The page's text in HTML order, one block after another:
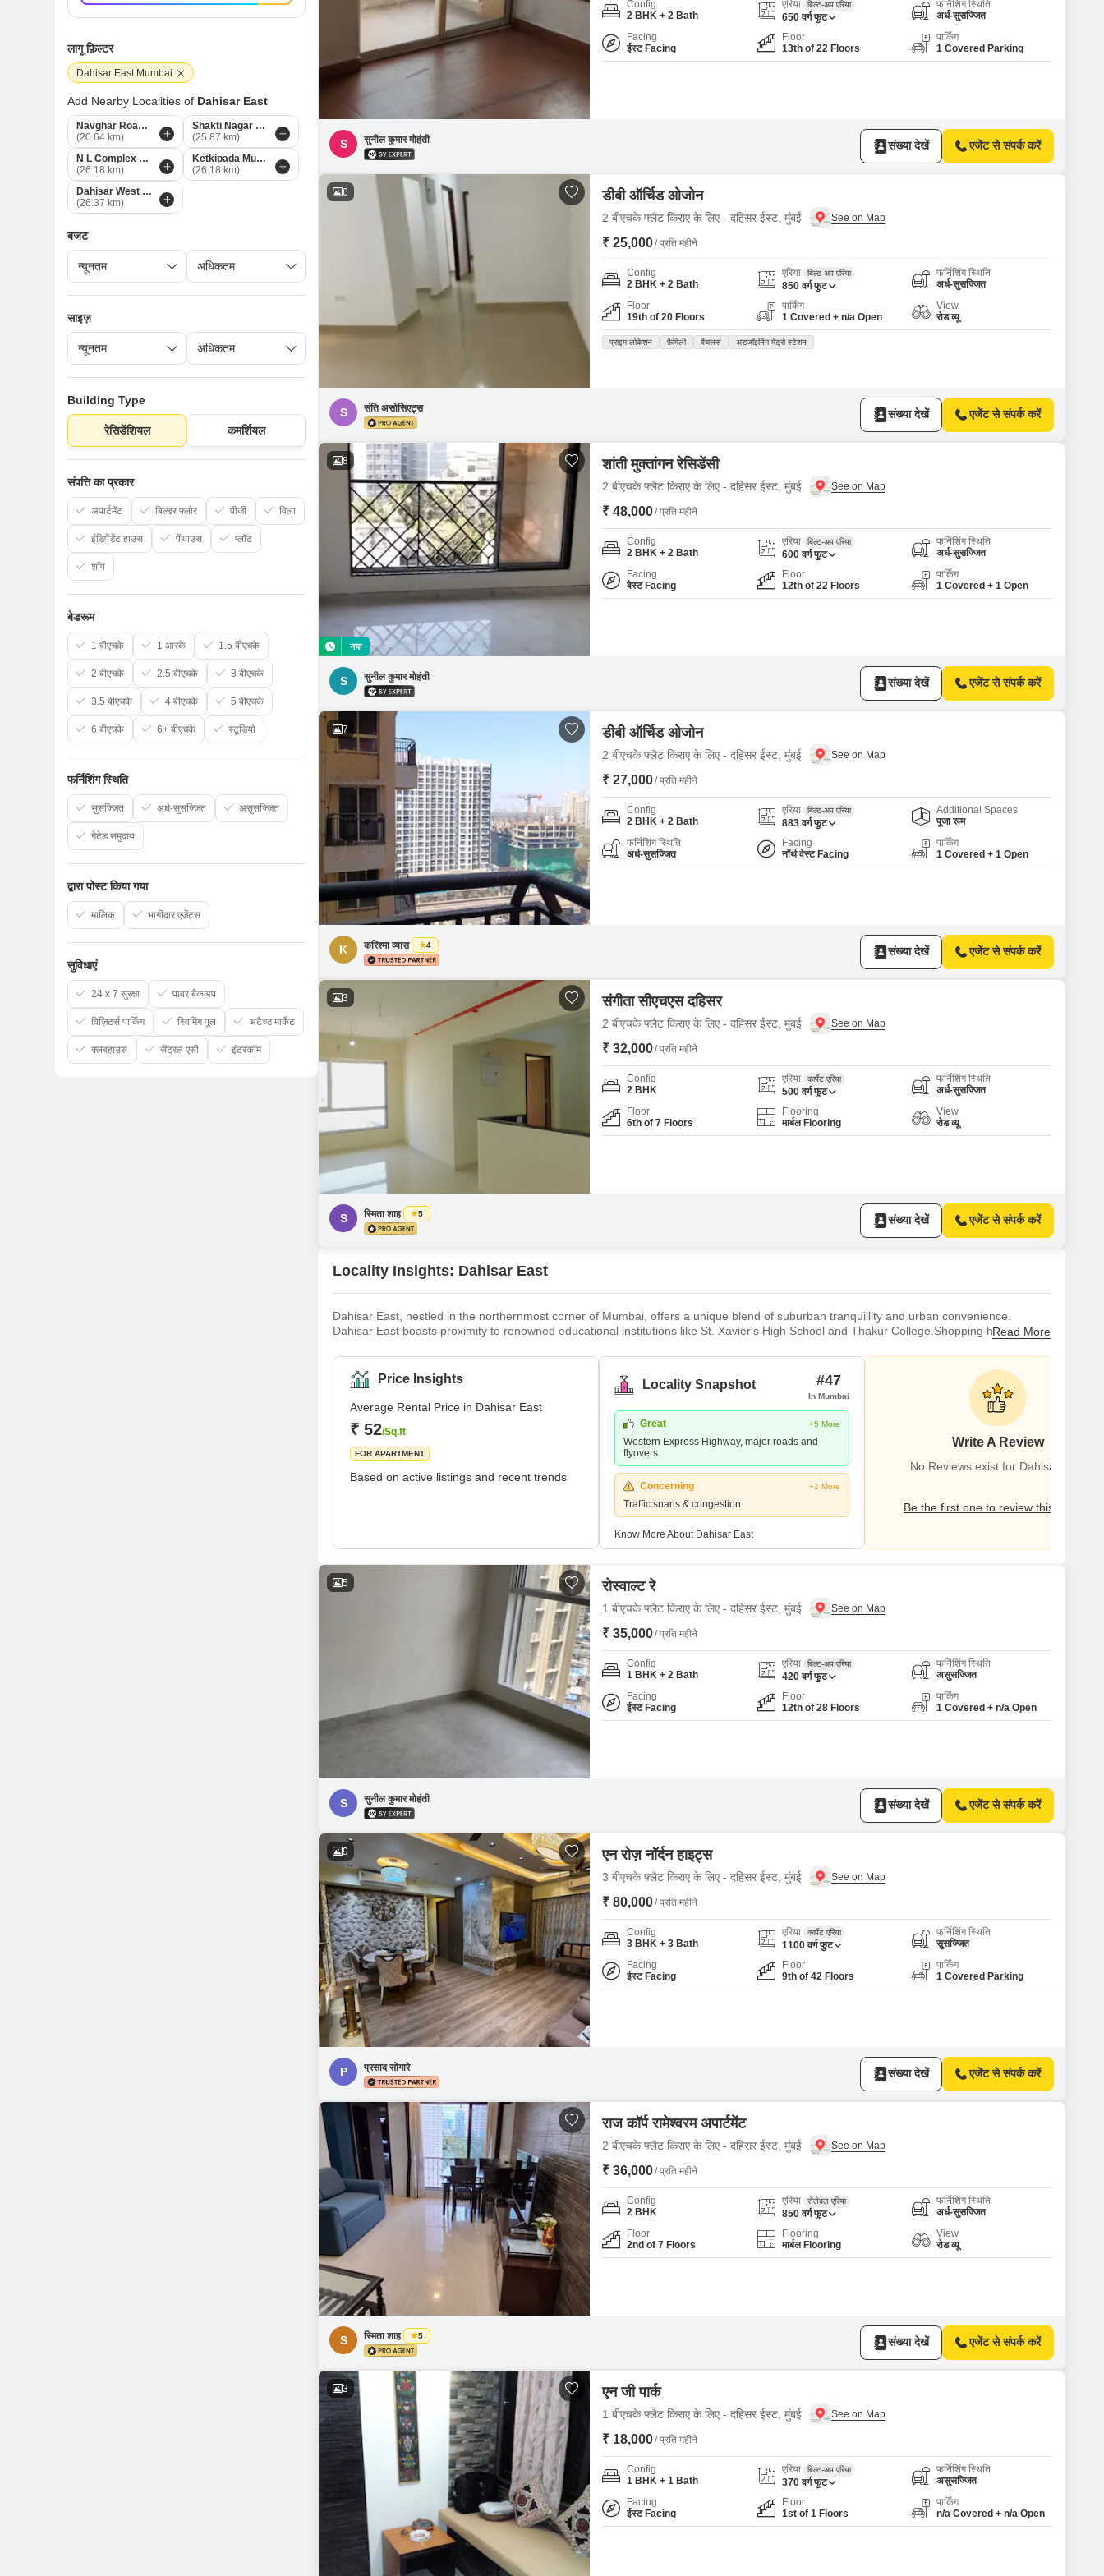
False Ceiling Design
TV Unit Design
Wall Design
Kitchen Tiles Design
Kitchen False Ceiling Design
Staircase Design
Door Design
Crockery Unit Design
Mortgage Partnerships
SuperAgent Pro
Config
2 BHK + 2 Bath
एरिया बिल्ट-अप एरिया
650 वर्ग फुट
फर्निशिंग स्थिति
अर्ध-सुसज्जित
Facing
ईस्ट Facing
Floor
13th of 22 Floors
पार्किंग
1 Covered Parking
S सुनील कुमार मोहंती संख्या देखें एजेंट से संपर्क करें
6 डीबी ऑर्चिड ओजोन
2 बीएचके फ्लैट किराए के लिए - दहिसर ईस्ट, मुंबई
₹ 25,000/ प्रति महीने
Config
2 BHK + 2 Bath
एरिया बिल्ट-अप एरिया
850 वर्ग फुट
फर्निशिंग स्थिति
अर्ध-सुसज्जित
Floor
19th of 20 Floors
पार्किंग
1 Covered + n/a Open
View
रोड व्यू
प्राइम लोकेशन फ़ैमिली बैचलर्स अडजॉइनिंग मेट्रो स्टेशन
S संति असोसिएट्स संख्या देखें एजेंट से संपर्क करें
8
नया
शांती मुक्तांगन रेसिडेंसी
2 बीएचके फ्लैट किराए के लिए - दहिसर ईस्ट, मुंबई
₹ 48,000/ प्रति महीने
Config
2 BHK + 2 Bath
एरिया बिल्ट-अप एरिया
600 वर्ग फुट
फर्निशिंग स्थिति
अर्ध-सुसज्जित
Facing
वेस्ट Facing
Floor
12th of 22 Floors
पार्किंग
1 Covered + 1 Open
S सुनील कुमार मोहंती संख्या देखें एजेंट से संपर्क करें
7 डीबी ऑर्चिड ओजोन
2 बीएचके फ्लैट किराए के लिए - दहिसर ईस्ट, मुंबई
₹ 27,000/ प्रति महीने
Config
2 BHK + 2 Bath
एरिया बिल्ट-अप एरिया
883 वर्ग फुट
Additional Spaces
पूजा रूम
फर्निशिंग स्थिति
अर्ध-सुसज्जित
Facing
नॉर्थ वेस्ट Facing
पार्किंग
1 Covered + 1 Open
K करिश्मा व्यास 4 संख्या देखें एजेंट से संपर्क करें
3 संगीता सीएचएस दहिसर
2 बीएचके फ्लैट किराए के लिए - दहिसर ईस्ट, मुंबई
₹ 32,000/ प्रति महीने
Config
2 BHK
एरिया कार्पेट एरिया
500 वर्ग फुट
फर्निशिंग स्थिति
अर्ध-सुसज्जित
Floor
6th of 7 Floors
Flooring
मार्बल Flooring
View
रोड व्यू
S स्मिता शाह 5 संख्या देखें एजेंट से संपर्क करें
Locality Insights: Dahisar East
Dahisar East, nestled in the northernmost corner of Mumbai, offers a unique blend of suburban tranquillity and urban convenience.
Dahisar East boasts proximity to renowned educational institutions like St. Xavier's High School and Thakur College.Shopping havens like
numerous clinics ensure residents' well-being. Surrounding neighbourhoods includ
Read More
Price Insights
Average Rental Price in Dahisar East
₹ 52/Sq.ft
FOR APARTMENT
Based on active listings and recent trends
Locality Snapshot #47
In Mumbai
Great +5 More
Western Express Highway, major roads and
flyovers
Concerning +2 More
Traffic snarls & congestion
Know More About Dahisar East
Write A Review
No Reviews exist for Dahisar East
Be the first one to review this locality
5 रोस्वाल्ट रे
1 बीएचके फ्लैट किराए के लिए - दहिसर ईस्ट, मुंबई
₹ 35,000/ प्रति महीने
Config
1 BHK + 2 Bath
एरिया बिल्ट-अप एरिया
420 वर्ग फुट
फर्निशिंग स्थिति
असुसज्जित
Facing
ईस्ट Facing
Floor
12th of 28 Floors
पार्किंग
1 Covered + n/a Open
S सुनील कुमार मोहंती संख्या देखें एजेंट से संपर्क करें
9 एन रोज़ नॉर्दन हाइट्स
3 बीएचके फ्लैट किराए के लिए - दहिसर ईस्ट, मुंबई
₹ 80,000/ प्रति महीने
Config
3 BHK + 3 Bath
एरिया कार्पेट एरिया
1100 वर्ग फुट
फर्निशिंग स्थिति
सुसज्जित
Facing
ईस्ट Facing
Floor
9th of 42 Floors
पार्किंग
1 Covered Parking
P प्रसाद सोंगारे संख्या देखें एजेंट से संपर्क करें
राज कॉर्प रामेश्वरम अपार्टमेंट
2 बीएचके फ्लैट किराए के लिए - दहिसर ईस्ट, मुंबई
₹ 36,000/ प्रति महीने
Config
2 BHK
एरिया सेलेबल एरिया
850 वर्ग फुट
फर्निशिंग स्थिति
अर्ध-सुसज्जित
Floor
2nd of 7 Floors
Flooring
मार्बल Flooring
View
रोड व्यू
S स्मिता शाह 5 संख्या देखें एजेंट से संपर्क करें
3 एन जी पार्क
1 बीएचके फ्लैट किराए के लिए - दहिसर ईस्ट, मुंबई
₹ 18,000/ प्रति महीने
Config
1 BHK + 1 Bath
एरिया बिल्ट-अप एरिया
370 वर्ग फुट
फर्निशिंग स्थिति
असुसज्जित
Facing
ईस्ट Facing
Floor
1st of 1 Floors
पार्किंग
n/a Covered + n/a Open
लागू फ़िल्टर
Dahisar East Mumbai
Add Nearby Localities of Dahisar East
Navghar Road Mumbai
(20.64 km)
Shakti Nagar Mumbai
(25.87 km)
N L Complex Mumbai
(26.18 km)
Ketkipada Mumbai
(26.18 km)
Dahisar West Mumbai
(26.37 km)
बजट
साइज़
Building Type
रेसिडेंशियल कमर्शियल
संपत्ति का प्रकार
अपार्टमेंट बिल्डर फ्लोर पीजी विला
इंडिपेंडेंट हाउस पेंथाउस प्लॉट
शॉप
बेडरूम
1 बीएचके 1 आरके 1.5 बीएचके
2 बीएचके 2.5 बीएचके 3 बीएचके
3.5 बीएचके 4 बीएचके 5 बीएचके
6 बीएचके 6+ बीएचके स्टूडियो
फर्निशिंग स्थिति
सुसज्जित अर्ध-सुसज्जित असुसज्जित
गेटेड समुदाय
द्वारा पोस्ट किया गया
मालिक भागीदार एजेंट्स
सुविधाएं
24 x 7 सुरक्षा पावर बैकअप
विज़िटर्स पार्किंग स्विमिंग पूल अटैच्ड मार्केट
क्लबहाउस सेंट्रल एसी इंटरकॉम